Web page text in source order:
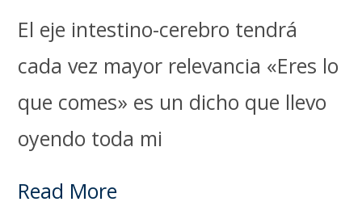
El eje intestino-cerebro tendrá
cada vez mayor relevancia «Eres lo
que comes» es un dicho que llevo
oyendo toda mi
Read More